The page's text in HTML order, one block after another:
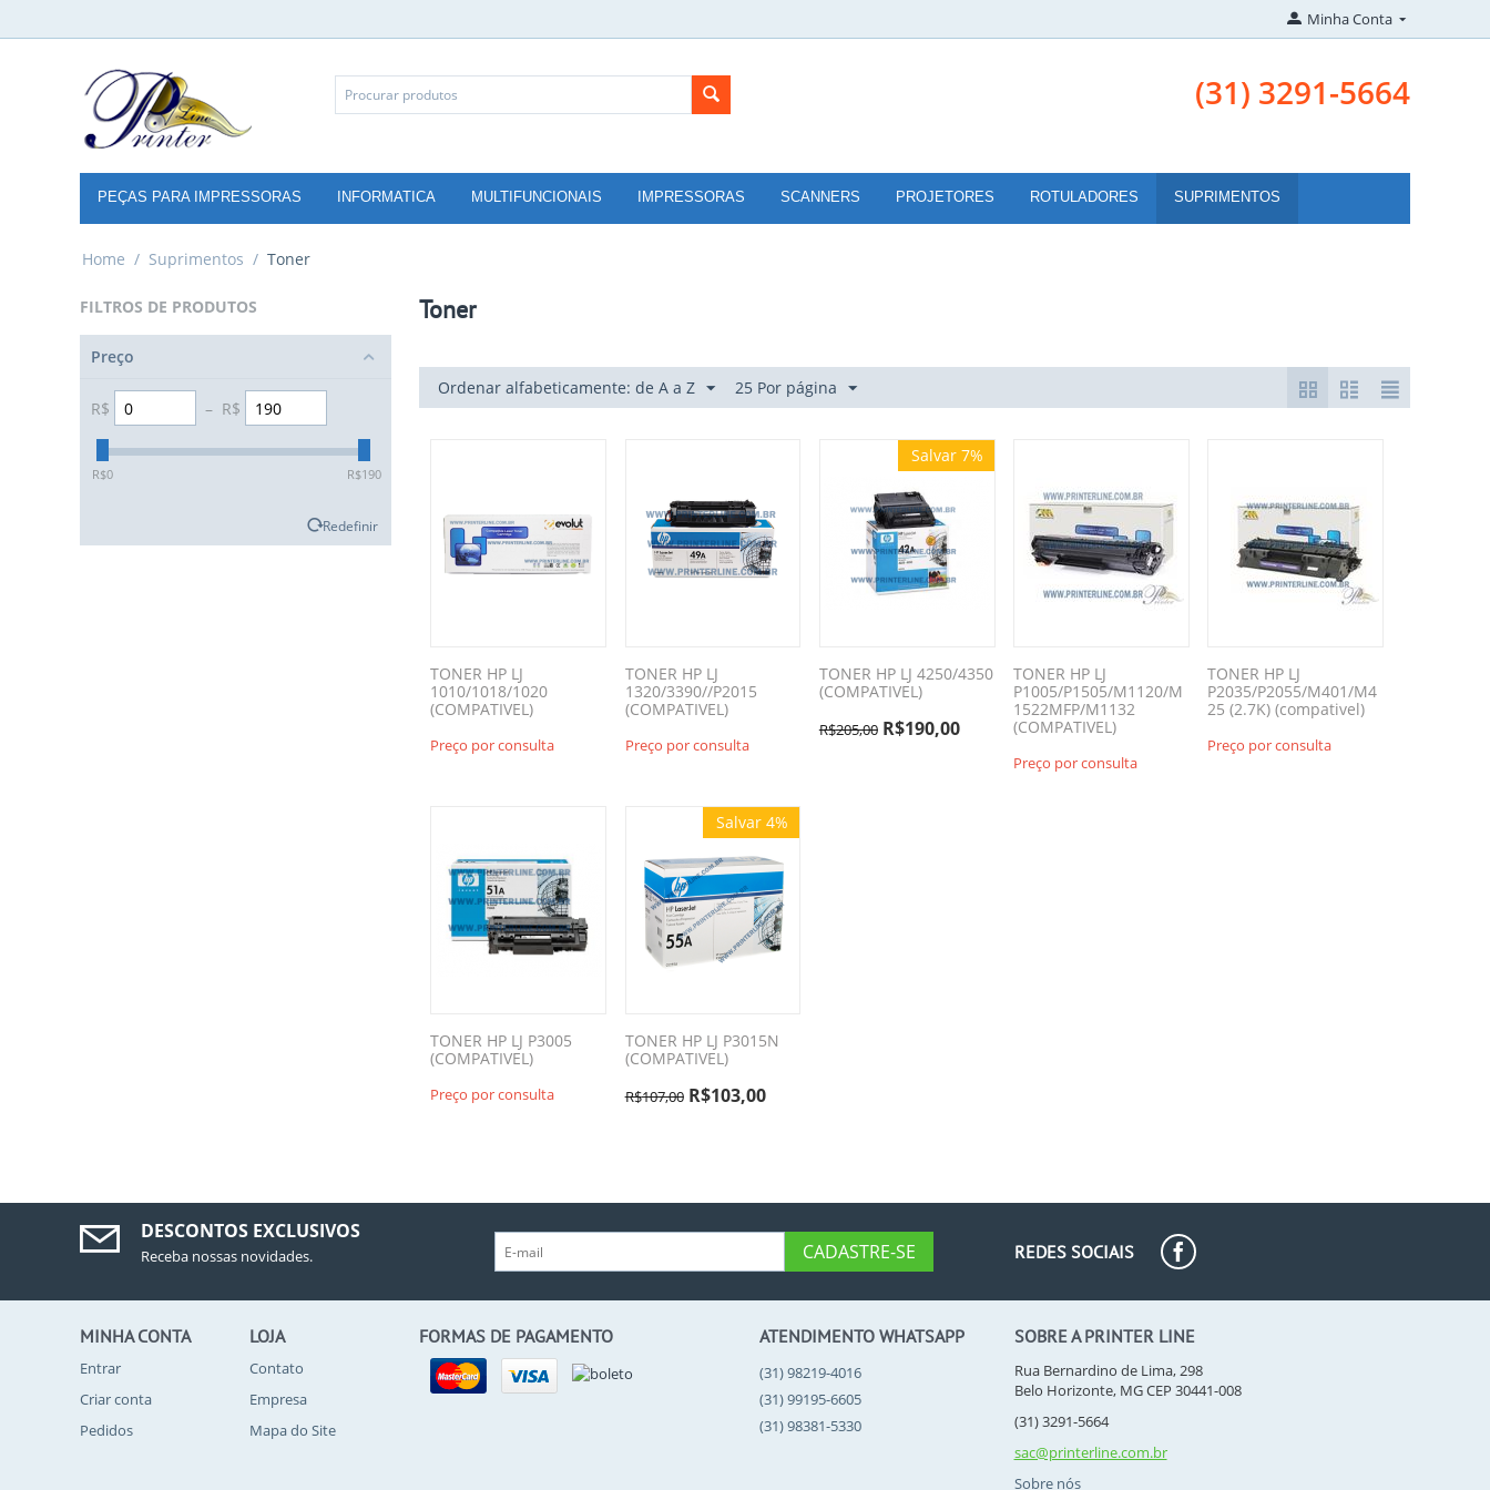
Minha Conta
(31) 3291-5664
PEÇAS PARA IMPRESSORAS INFORMATICA MULTIFUNCIONAIS IMPRESSORAS SCANNERS PROJETORES ROTULADORES SUPRIMENTOS
Home / Suprimentos / Toner
FILTROS DE PRODUTOS
Preço
R$ – R$
‎R$0 ‎R$190
Redefinir
Toner
Ordenar alfabeticamente: de A a Z 25 Por página
TONER HP LJ
1010/1018/1020
(COMPATIVEL)
Preço por consulta
TONER HP LJ
1320/3390//P2015
(COMPATIVEL)
Preço por consulta
Salvar 7%
TONER HP LJ 4250/4350
(COMPATIVEL)
R$205,00 R$190,00
TONER HP LJ
P1005/P1505/M1120/M
1522MFP/M1132
(COMPATIVEL)
Preço por consulta
TONER HP LJ
P2035/P2055/M401/M4
25 (2.7K) (compativel)
Preço por consulta
TONER HP LJ P3005
(COMPATIVEL)
Preço por consulta
Salvar 4%
TONER HP LJ P3015N
(COMPATIVEL)
R$107,00 R$103,00
DESCONTOS EXCLUSIVOS
Receba nossas novidades. CADASTRE-SE REDES SOCIAIS
MINHA CONTA
Entrar
Criar conta
Pedidos
LOJA
Contato
Empresa
Mapa do Site
FORMAS DE PAGAMENTO ATENDIMENTO WHATSAPP
(31) 98219-4016
(31) 99195-6605
(31) 98381-5330
SOBRE A PRINTER LINE
Rua Bernardino de Lima, 298
Belo Horizonte, MG CEP 30441-008
(31) 3291-5664
sac@printerline.com.br
Sobre nós